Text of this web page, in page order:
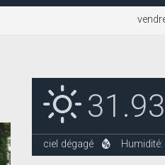
ciel dégagé Humidité: